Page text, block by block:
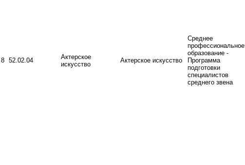
8 52.02.04
Актерское
искусство
Актерское искусство
Среднее
профессиональное
образование -
Программа
подготовки
специалистов
среднего звена